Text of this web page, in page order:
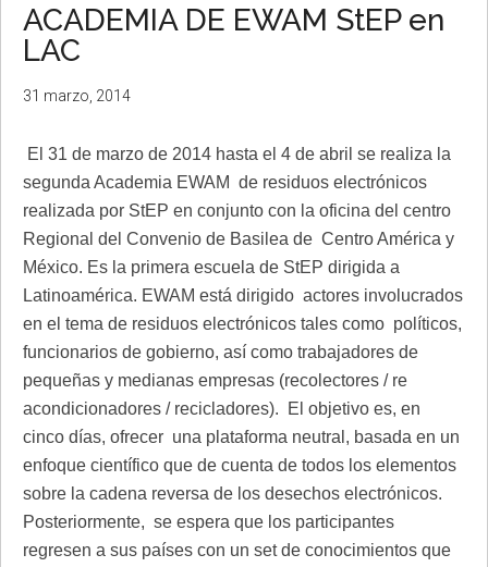
ACADEMIA DE EWAM StEP en
LAC
31 marzo, 2014
El 31 de marzo de 2014 hasta el 4 de abril se realiza la
segunda Academia EWAM de residuos electrónicos
realizada por StEP en conjunto con la oficina del centro
Regional del Convenio de Basilea de Centro América y
México. Es la primera escuela de StEP dirigida a
Latinoamérica. EWAM está dirigido actores involucrados
en el tema de residuos electrónicos tales como políticos,
funcionarios de gobierno, así como trabajadores de
pequeñas y medianas empresas (recolectores / re
acondicionadores / recicladores). El objetivo es, en
cinco días, ofrecer una plataforma neutral, basada en un
enfoque científico que de cuenta de todos los elementos
sobre la cadena reversa de los desechos electrónicos.
Posteriormente, se espera que los participantes
regresen a sus países con un set de conocimientos que